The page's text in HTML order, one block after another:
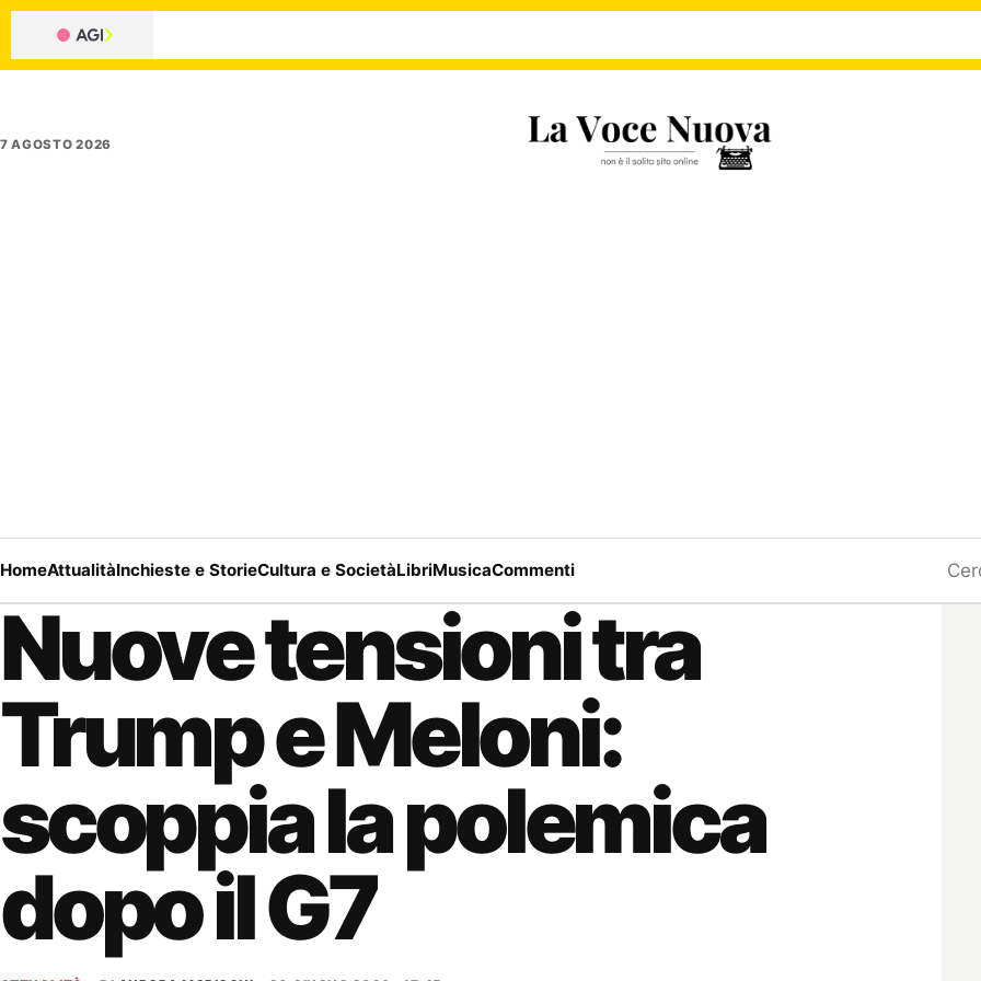
7 AGOSTO 2026
HomeAttualitàInchieste e StorieCultura e SocietàLibriMusicaCommenti
Nuove tensioni tra
Trump e Meloni:
scoppia la polemica
dopo il G7